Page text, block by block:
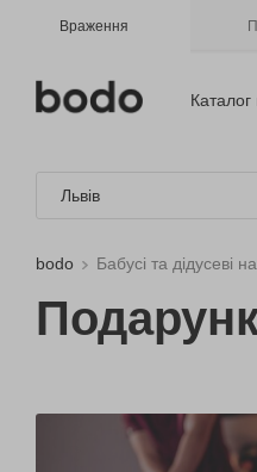
Враження
Каталог
Львів
bodo Бабусі та дідусеві